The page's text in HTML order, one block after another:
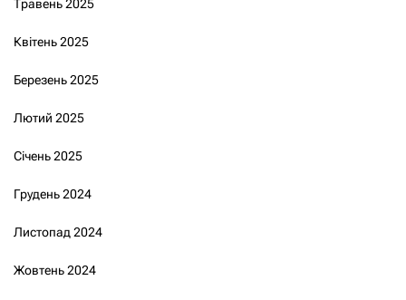
Травень 2025
Квітень 2025
Березень 2025
Лютий 2025
Січень 2025
Грудень 2024
Листопад 2024
Жовтень 2024